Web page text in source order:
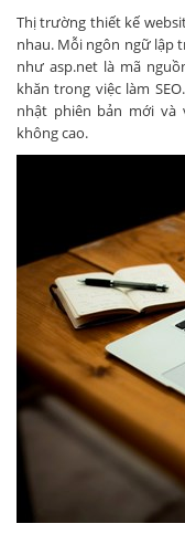
Thị trường thiết kế
nhau. Mỗi ngôn ngữ lập
như asp.net là mã
khăn trong việc làm
nhật phiên bản mới và
không cao.